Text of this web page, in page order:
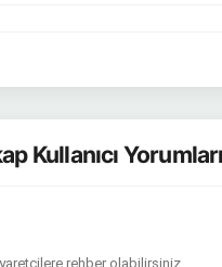
Kullanıcı
rehber olabilirsiniz.